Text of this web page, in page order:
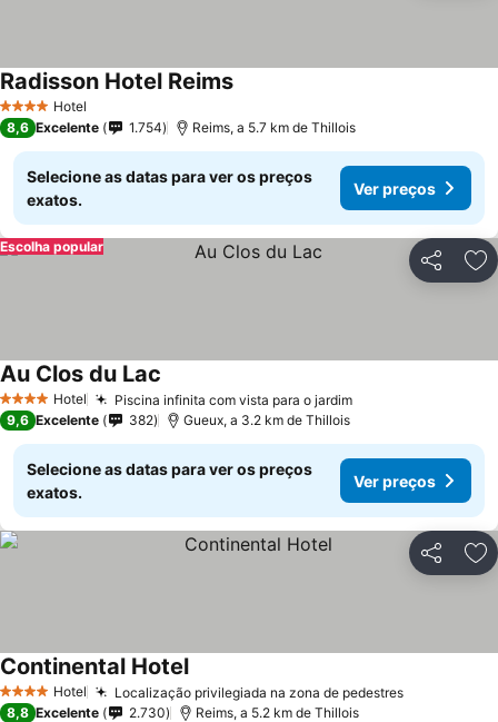
4 EstrelasHotel
Radisson Hotel Reims
8,6 Excelente 1.754 Reims, a 5.7 km de Thillois
Selecione as datas para ver os preços
exatos.
Ver preços
Partilhar
Escolha popular
4 EstrelasHotel Piscina infinita com vista para o jardim
Au Clos du Lac
9,6 Excelente 382 Gueux, a 3.2 km de Thillois
Selecione as datas para ver os preços
exatos.
Ver preços
Partilhar
4 EstrelasHotel Localização privilegiada na zona de pedestres
Continental Hotel
8,8 Excelente 2.730 Reims, a 5.2 km de Thillois